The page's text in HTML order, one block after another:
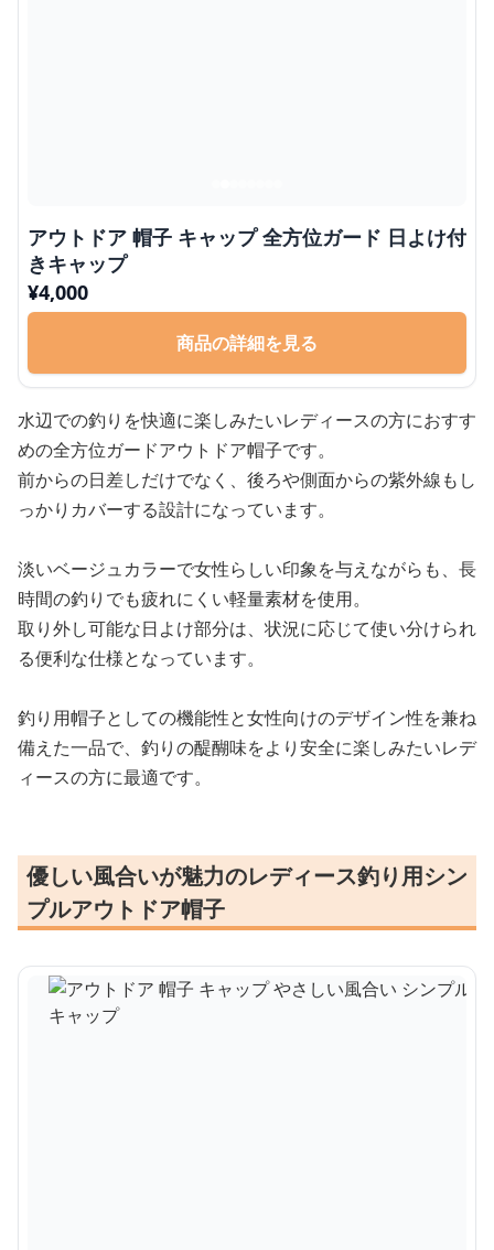
アウトドア 帽子 キャップ 全方位ガード 日よけ付
きキャップ
¥4,000
商品の詳細を見る
水辺での釣りを快適に楽しみたいレディースの方におすす
めの全方位ガードアウトドア帽子です。
前からの日差しだけでなく、後ろや側面からの紫外線もし
っかりカバーする設計になっています。
淡いベージュカラーで女性らしい印象を与えながらも、長
時間の釣りでも疲れにくい軽量素材を使用。
取り外し可能な日よけ部分は、状況に応じて使い分けられ
る便利な仕様となっています。
釣り用帽子としての機能性と女性向けのデザイン性を兼ね
備えた一品で、釣りの醍醐味をより安全に楽しみたいレデ
ィースの方に最適です。
優しい風合いが魅力のレディース釣り用シン
プルアウトドア帽子